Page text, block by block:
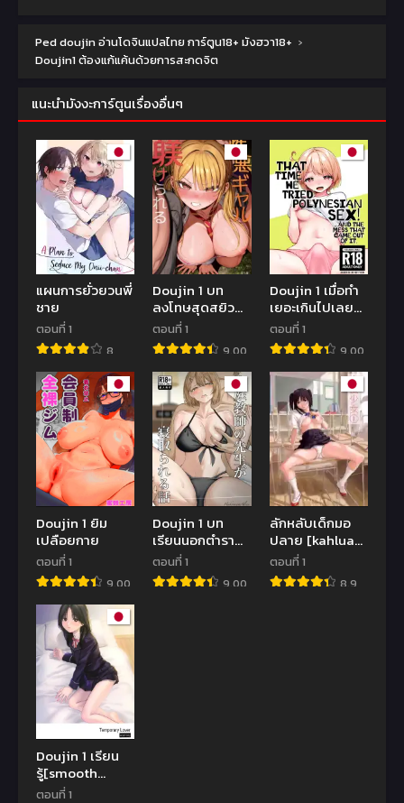
Ped doujin อ่านโดจินแปลไทย การ์ตูน18+ มังฮวา18+ ›
Doujin1 ต้องแก้แค้นด้วยการสะกดจิต
แนะนำมังงะการ์ตูนเรื่องอื่นๆ
แผนการยั่วยวนพี่
ชาย
ตอนที่ 1
8
Doujin 1 บท
ลงโทษสุดสยิว
ของยัยแกลจอม
แสบ
ตอนที่ 1
9.00
Doujin 1 เมื่อทำ
เยอะเกินไปเลย
ต้องทำคามกฎที่
ตั้งเอาไว้
ตอนที่ 1
9.00
Doujin 1 ยิม
เปลือยกาย
ตอนที่ 1
9.00
Doujin 1 บท
เรียนนอกตำรา
ของครูคาชิวางิ |
[Hakoniwa
Alice (Kei)]
ตอนที่ 1
9.00
ลักหลับเด็กมอ
ปลาย [kahlua
suzuki]
Suimitsu
Shoujo 1
ตอนที่ 1
8.9
Doujin 1 เรียน
รู้[smooth
(Nakamura
ตอนที่ 1